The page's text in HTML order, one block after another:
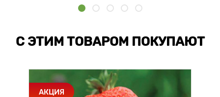
С ЭТИМ ТОВАРОМ ПОКУПАЮТ
АКЦИЯ